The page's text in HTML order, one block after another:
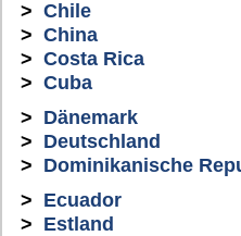
> Chile
> China
> Costa Rica
> Cuba
> Dänemark
> Deutschland
> Dominikanische
> Ecuador
> Estland